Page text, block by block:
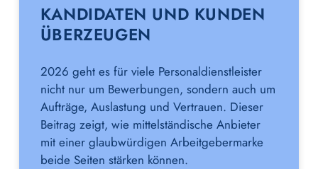
KANDIDATEN UND KUNDEN
ÜBERZEUGEN
2026 geht es für viele Personaldienstleister
nicht nur um Bewerbungen, sondern auch um
Aufträge, Auslastung und Vertrauen. Dieser
Beitrag zeigt, wie mittelständische Anbieter
mit einer glaubwürdigen Arbeitgebermarke
beide Seiten stärken können.